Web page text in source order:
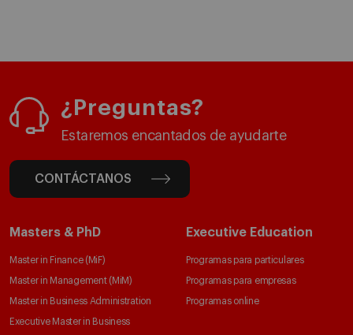
¿Preguntas?
Estaremos encantados de ayudarte
CONTÁCTANOS
Masters & PhD
Master in Finance (MiF)
Master in Management (MiM)
Master in Business Administration
Executive Master in Business
Executive Education
Programas para particulares
Programas para empresas
Programas online